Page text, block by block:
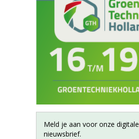
Meld je aan voor onze digitale
nieuwsbrief.